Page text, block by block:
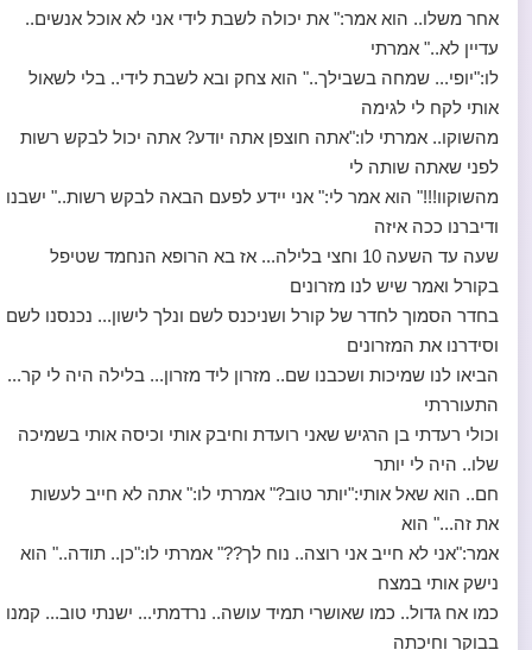
אחר משלו.. הוא אמר:" את יכולה לשבת לידי אני לא אוכל אנשים..
עדיין לא.." אמרתי
לו:"יופי... שמחה בשבילך.." הוא צחק ובא לשבת לידי.. בלי לשאול
אותי לקח לי לגימה
מהשוקו.. אמרתי לו:"אתה חוצפן אתה יודע? אתה יכול לבקש רשות
לפני שאתה שותה לי
מהשוקוו!!!" הוא אמר לי:" אני יידע לפעם הבאה לבקש רשות.." ישבנו
ודיברנו ככה איזה
שעה עד השעה 10 וחצי בלילה... אז בא הרופא הנחמד שטיפל
בקורל ואמר שיש לנו מזרונים
בחדר הסמוך לחדר של קורל ושניכנס לשם ונלך לישון... נכנסנו לשם
וסידרנו את המזרונים
הביאו לנו שמיכות ושכבנו שם.. מזרון ליד מזרון... בלילה היה לי קר...
התעוררתי
וכולי רעדתי בן הרגיש שאני רועדת וחיבק אותי וכיסה אותי בשמיכה
שלו.. היה לי יותר
חם.. הוא שאל אותי:"יותר טוב?" אמרתי לו:" אתה לא חייב לעשות
את זה..." הוא
אמר:"אני לא חייב אני רוצה.. נוח לך??" אמרתי לו:"כן.. תודה.." הוא
נישק אותי במצח
כמו אח גדול.. כמו שאושרי תמיד עושה.. נרדמתי... ישנתי טוב... קמנו
בבוקר וחיכתה